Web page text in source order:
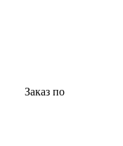
Заказ по